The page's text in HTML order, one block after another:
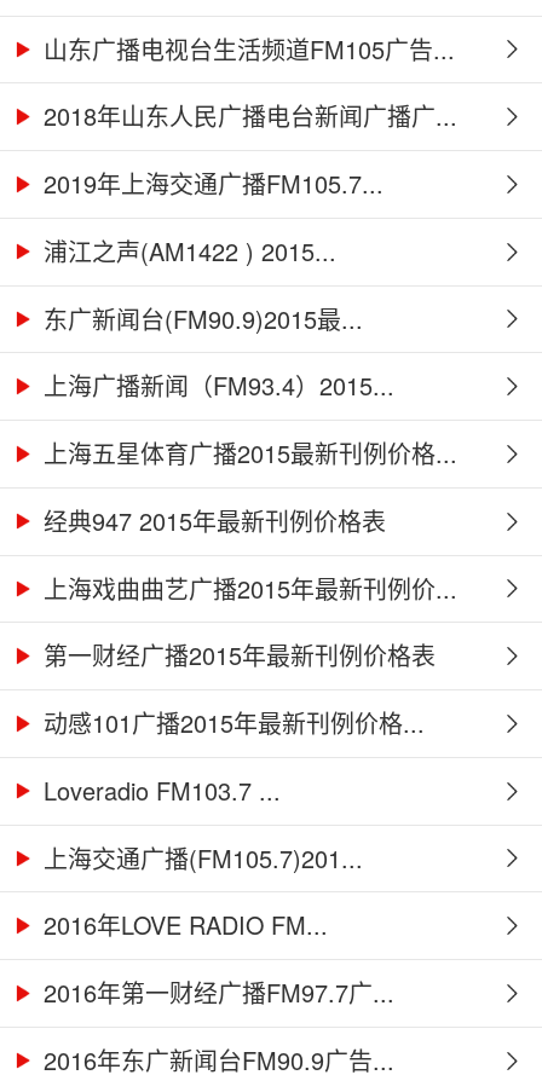
山东广播电视台生活频道FM105广告...
2018年山东人民广播电台新闻广播广...
2019年上海交通广播FM105.7...
浦江之声(AM1422 ) 2015...
东广新闻台(FM90.9)2015最...
上海广播新闻（FM93.4）2015...
上海五星体育广播2015最新刊例价格...
经典947 2015年最新刊例价格表
上海戏曲曲艺广播2015年最新刊例价...
第一财经广播2015年最新刊例价格表
动感101广播2015年最新刊例价格...
Loveradio FM103.7 ...
上海交通广播(FM105.7)201...
2016年LOVE RADIO FM...
2016年第一财经广播FM97.7广...
2016年东广新闻台FM90.9广告...